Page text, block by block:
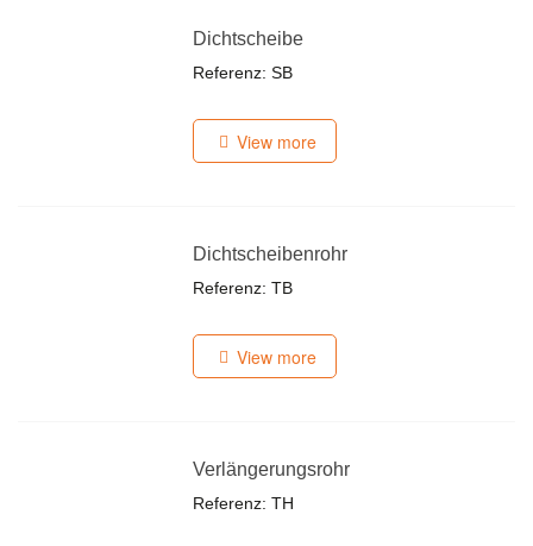
Dichtscheibe
Referenz: SB
View more
Dichtscheibenrohr
Referenz: TB
View more
Verlängerungsrohr
Referenz: TH